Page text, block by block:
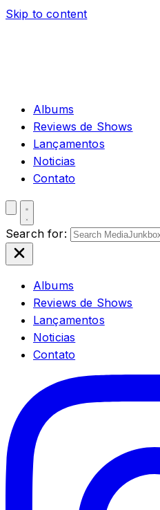
Skip to content
Albums
Reviews de Shows
Lançamentos
Noticias
Contato
Search for:
Albums
Reviews de Shows
Lançamentos
Noticias
Contato